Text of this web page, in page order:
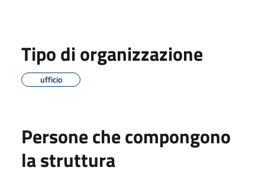
Tipo di organizzazione
ufficio
Persone che compongono
la struttura